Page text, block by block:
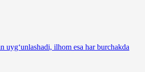
uyg‘unlashadi, ilhom esa har burchakda